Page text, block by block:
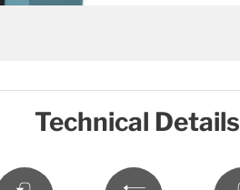
Technical Details